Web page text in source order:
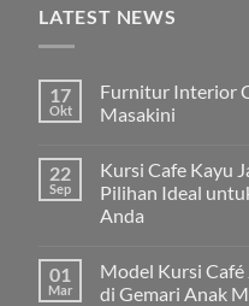
LATEST NEWS
17
Okt
Furnitur Interior
Masakini
22
Sep
Kursi Cafe Kayu
Pilihan Ideal
Anda
01
Mar
Model Kursi Café
di Gemari Anak